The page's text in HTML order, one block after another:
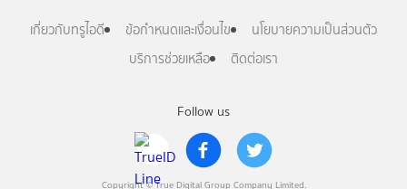
Follow us
Copyright © True Digital Group Company Limited.
เกี่ยวกับทรูไอดี ข้อกำหนดและเงื่อนไข
นโยบายความเป็นส่วนตัว
บริการช่วยเหลือ
ติดต่อเรา